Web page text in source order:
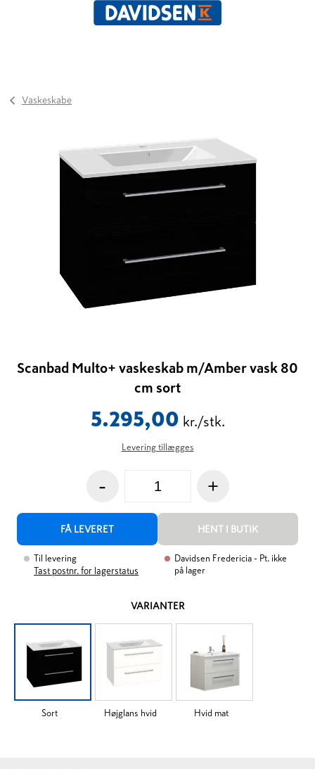
Vaskeskabe
Scanbad Multo+ vaskeskab m/Amber vask 80
cm sort
5.295,00 kr./stk.
Levering tillægges
- +
FÅ LEVERET HENT I BUTIK
Til levering
Tast postnr. for lagerstatus
Davidsen Fredericia - Pt. ikke
på lager
VARIANTER
Sort Højglans hvid Hvid mat